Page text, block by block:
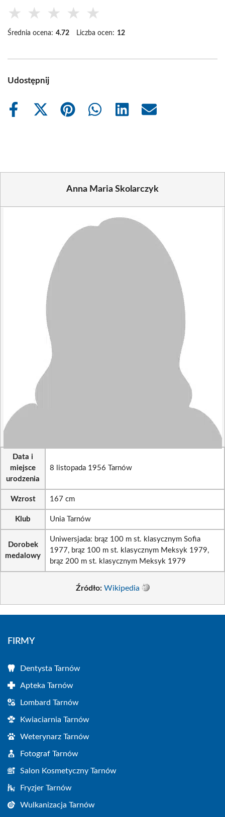
★ ★ ★ ★ ★
Średnia ocena: 4.72 Liczba ocen: 12
Udostępnij
Share
Share
Share
Share
Share
Share
Anna Maria Skolarczyk
Data i
miejsce
urodzenia
8 listopada 1956 Tarnów
Wzrost 167 cm
Klub Unia Tarnów
Dorobek
medalowy
Uniwersjada: brąz 100 m st. klasycznym Sofia
1977, brąz 100 m st. klasycznym Meksyk 1979,
brąz 200 m st. klasycznym Meksyk 1979
Źródło: Wikipedia
FIRMY
Dentysta Tarnów
Apteka Tarnów
Lombard Tarnów
Kwiaciarnia Tarnów
Weterynarz Tarnów
Fotograf Tarnów
Salon Kosmetyczny Tarnów
Fryzjer Tarnów
Wulkanizacja Tarnów